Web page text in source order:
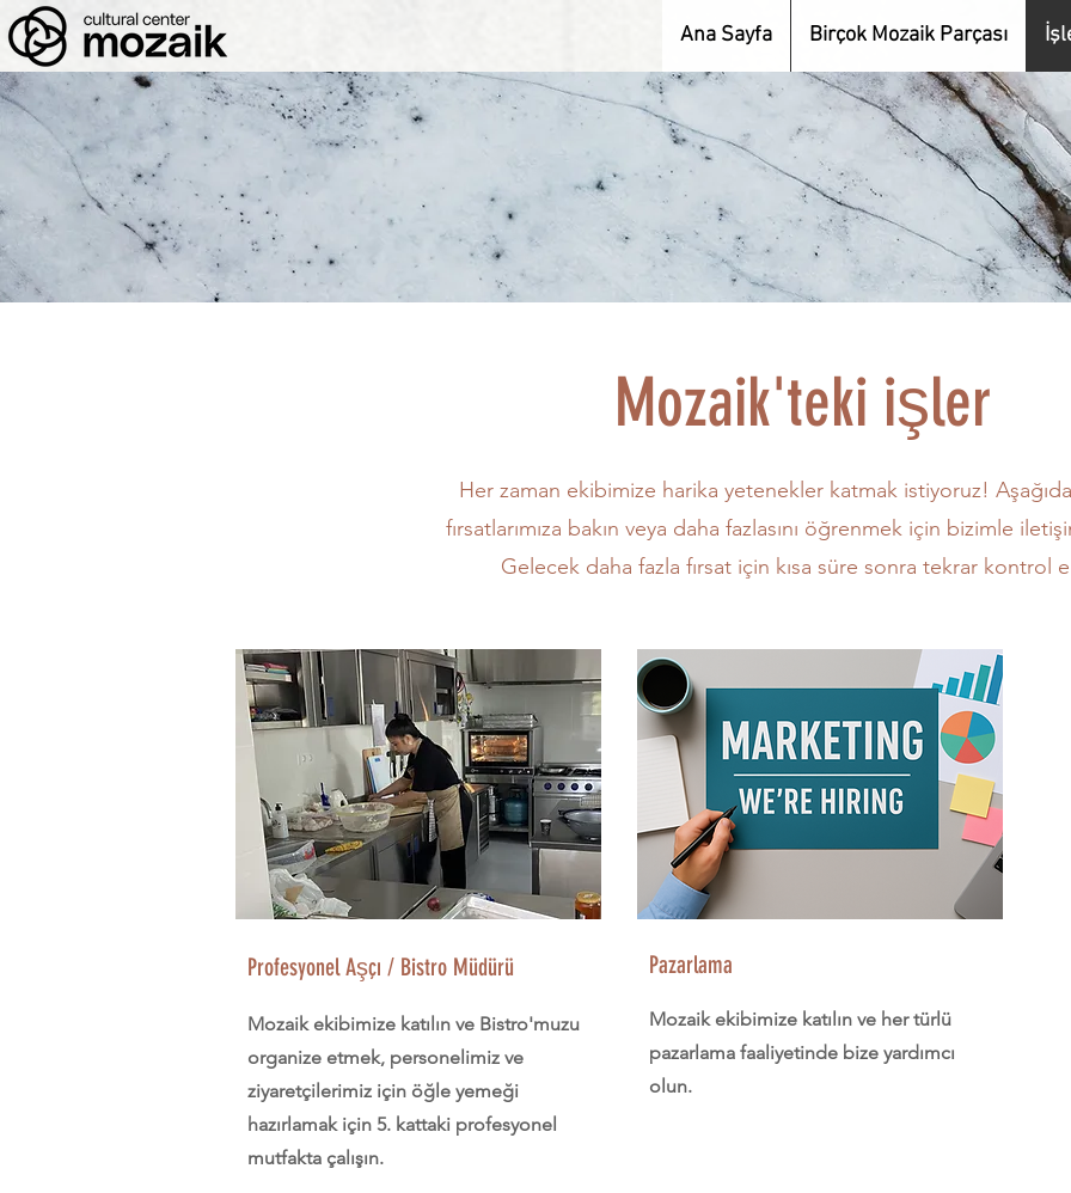
Ana Sayfa Birçok Mozaik Parçası
Mozaik'teki işler
Her zaman ekibimize harika yetenekler katmak istiyoruz!
fırsatlarımıza bakın veya daha fazlasını öğrenmek için bizimle
Gelecek daha fazla fırsat için kısa süre sonra tekrar kontrol
Profesyonel Aşçı / Bistro Müdürü
Mozaik ekibimize katılın ve Bistro'muzu
organize etmek, personelimiz ve
ziyaretçilerimiz için öğle yemeği
hazırlamak için 5. kattaki profesyonel
mutfakta çalışın.
Pazarlama
Mozaik ekibimize katılın ve her türlü
pazarlama faaliyetinde bize yardımcı
olun.